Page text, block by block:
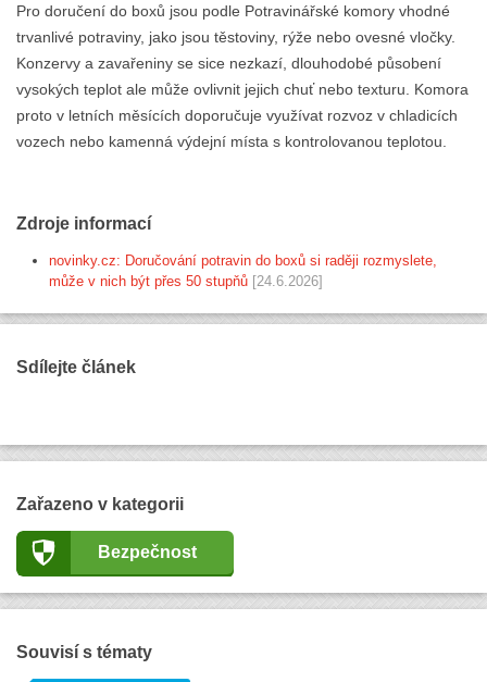
Pro doručení do boxů jsou podle Potravinářské komory vhodné
trvanlivé potraviny, jako jsou těstoviny, rýže nebo ovesné vločky.
Konzervy a zavařeniny se sice nezkazí, dlouhodobé působení
vysokých teplot ale může ovlivnit jejich chuť nebo texturu. Komora
proto v letních měsících doporučuje využívat rozvoz v chladicích
vozech nebo kamenná výdejní místa s kontrolovanou teplotou.
Zdroje informací
novinky.cz: Doručování potravin do boxů si raději rozmyslete,
může v nich být přes 50 stupňů [24.6.2026]
Sdílejte článek
Zařazeno v kategorii
Bezpečnost
Souvisí s tématy